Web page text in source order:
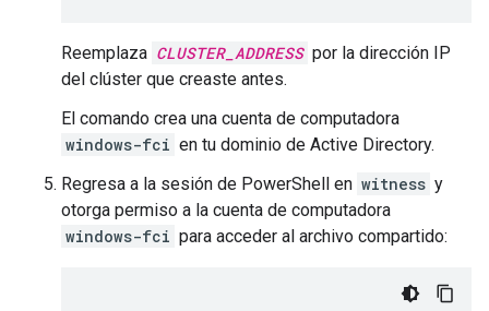
Reemplaza CLUSTER_ADDRESS por la dirección IP
del clúster que creaste antes.
El comando crea una cuenta de computadora
windows-fci en tu dominio de Active Directory.
Regresa a la sesión de PowerShell en witness y
otorga permiso a la cuenta de computadora
windows-fci para acceder al archivo compartido: